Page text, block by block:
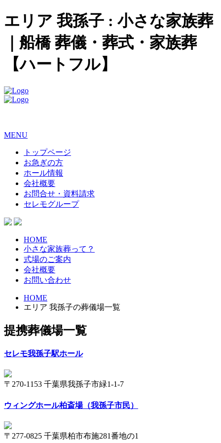
エリア 我孫子 : 小さな家族葬
｜船橋 葬儀・葬式・家族葬
【ハートフル】
MENU
トップページ
お急ぎの方
ホール情報
会社概要
お問合せ・資料請求
セレモグループ
HOME
小さな家族葬って？
式場のご案内
会社概要
お問い合わせ
HOME
エリア 我孫子の葬儀場一覧
提携葬儀場一覧
セレモ我孫子駅ホール
〒270-1153 千葉県我孫子市緑1-1-7
ウィングホール柏斎場（我孫子市民）
〒277-0825 千葉県柏市布施281番地の1